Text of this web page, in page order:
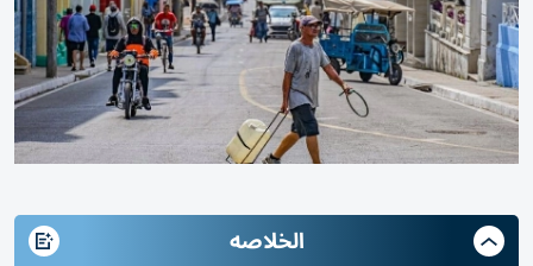
الخلاصه